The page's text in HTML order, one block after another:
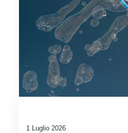
1 Luglio 2026